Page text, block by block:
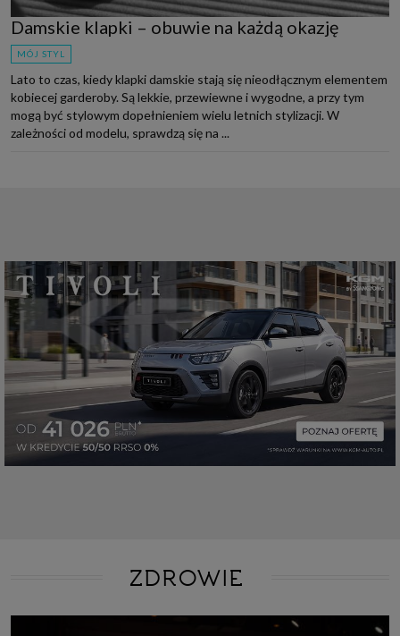
Damskie klapki – obuwie na każdą okazję
MÓJ STYL
Lato to czas, kiedy klapki damskie stają się nieodłącznym elementem
kobiecej garderoby. Są lekkie, przewiewne i wygodne, a przy tym
mogą być stylowym dopełnieniem wielu letnich stylizacji. W
zależności od modelu, sprawdzą się na ...
ZDROWIE